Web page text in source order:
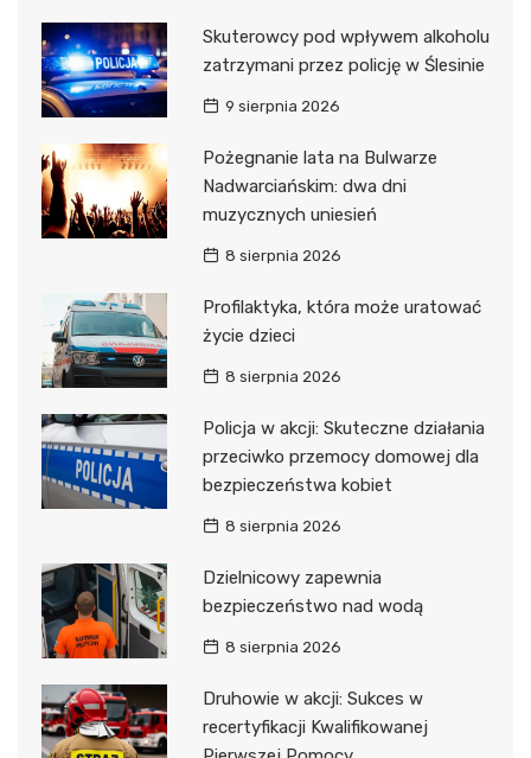
Skuterowcy pod wpływem alkoholu
zatrzymani przez policję w Ślesinie
9 sierpnia 2026
Pożegnanie lata na Bulwarze
Nadwarciańskim: dwa dni
muzycznych uniesień
8 sierpnia 2026
Profilaktyka, która może uratować
życie dzieci
8 sierpnia 2026
Policja w akcji: Skuteczne działania
przeciwko przemocy domowej dla
bezpieczeństwa kobiet
8 sierpnia 2026
Dzielnicowy zapewnia
bezpieczeństwo nad wodą
8 sierpnia 2026
Druhowie w akcji: Sukces w
recertyfikacji Kwalifikowanej